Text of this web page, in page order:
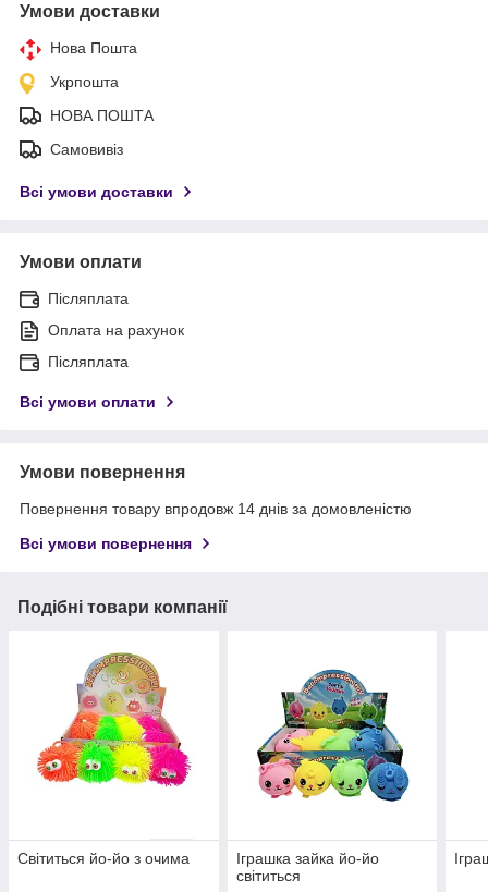
Умови доставки
Нова Пошта
Укрпошта
НОВА ПОШТА
Самовивіз
Всі умови доставки
Умови оплати
Післяплата
Оплата на рахунок
Післяплата
Всі умови оплати
Умови повернення
Повернення товару впродовж 14 днів за домовленістю
Всі умови повернення
Подібні товари компанії
Світиться йо-йо з очима
Іграшка зайка йо-йо
світиться